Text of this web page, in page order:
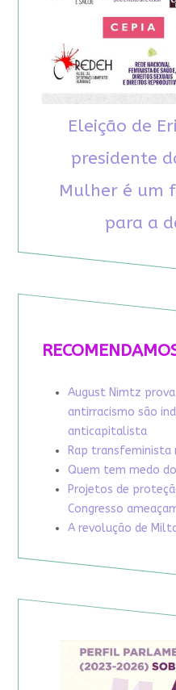
Eleição de
presidente
Mulher é um
para a
August Nimtz
antirracismo são
anticapitalista
Rap transfeminista
Quem tem medo
Projetos de
Congresso
A revolução de